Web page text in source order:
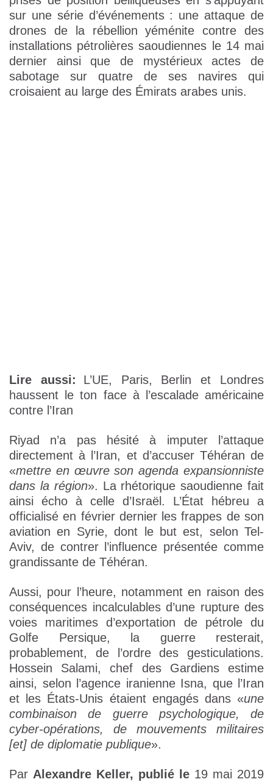
sur une série d’événements : une attaque de
drones de la rébellion yéménite contre des
installations pétrolières saoudiennes le 14 mai
dernier ainsi que de mystérieux actes de
sabotage sur quatre de ses navires qui
croisaient au large des Émirats arabes unis.
Lire aussi:
L’UE, Paris, Berlin et Londres
haussent le ton face à l’escalade américaine
contre l’Iran
Riyad n’a pas hésité à imputer l’attaque
directement à l’Iran, et d’accuser Téhéran de
«mettre en œuvre son agenda expansionniste
dans la région». La rhétorique saoudienne fait
ainsi écho à celle d’Israël. L’État hébreu a
officialisé en février dernier les frappes de son
aviation en Syrie, dont le but est, selon Tel-
Aviv, de contrer l’influence présentée comme
grandissante de Téhéran.
Aussi, pour l’heure, notamment en raison des
conséquences incalculables d’une rupture des
voies maritimes d’exportation de pétrole du
Golfe Persique, la guerre resterait,
probablement, de l’ordre des gesticulations.
Hossein Salami, chef des Gardiens estime
ainsi, selon l’agence iranienne Isna, que l’Iran
et les États-Unis étaient engagés dans «une
combinaison de guerre psychologique, de
cyber-opérations, de mouvements militaires
[et] de diplomatie publique».
Par Alexandre Keller, publié le 19 mai 2019